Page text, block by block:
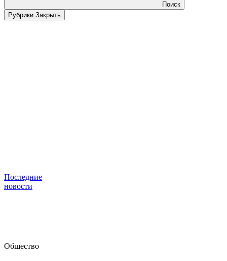
Поиск
Рубрики Закрыть
Последние
новости
Общество